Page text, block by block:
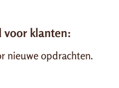
voor klanten:
nieuwe opdrachten.